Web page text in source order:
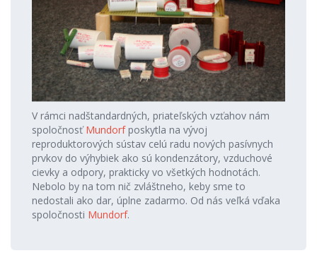
V rámci nadštandardných, priateľských vzťahov nám
spoločnosťMundorfposkytla na vývoj
reproduktorových sústav celú radu nových pasívnych
prvkov do výhybiek ako sú kondenzátory, vzduchové
cievky a odpory, prakticky vo všetkých hodnotách.
Nebolo by na tom nič zvláštneho, keby sme to
nedostali ako dar, úplne zadarmo. Od nás veľká vďaka
spoločnosti Mundorf.